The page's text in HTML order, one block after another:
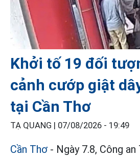
Khởi tố 19 đối
cảnh cướp giật
tại Cần Thơ
TẠ QUANG | 07/08/2026 - 19:49
Cần Thơ - Ngày 7.8, Công an